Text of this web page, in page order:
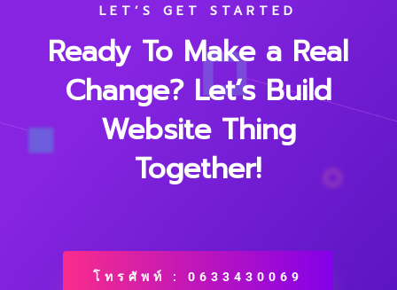
LET’S GET STARTED
Ready To Make a Real
Change? Let’s Build
Website Thing
Together!
โทรศัพท์ : 0633430069